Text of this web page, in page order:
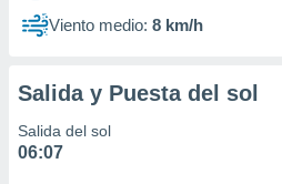
Viento medio: 8 km/h
Salida y Puesta del sol
Salida del sol
06:07